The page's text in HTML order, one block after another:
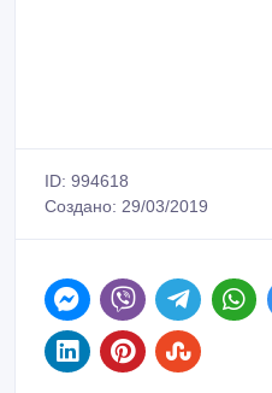
ID: 994618
Создано: 29/03/2019